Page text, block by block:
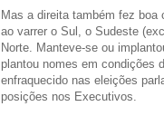
Mas a direita também fez boa
ao varrer o Sul, o Sudeste
Norte. Manteve-se ou
plantou nomes em condições
enfraquecido nas eleições
posições nos Executivos.